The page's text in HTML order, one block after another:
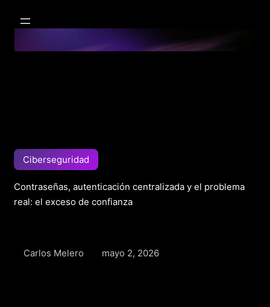
Ciberseguridad
Contraseñas, autenticación centralizada y el problema
real: el exceso de confianza
Carlos Melero mayo 2, 2026